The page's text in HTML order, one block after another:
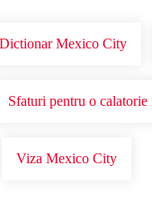
Mexico City
Sfaturi pentru o
Viza Mexico City